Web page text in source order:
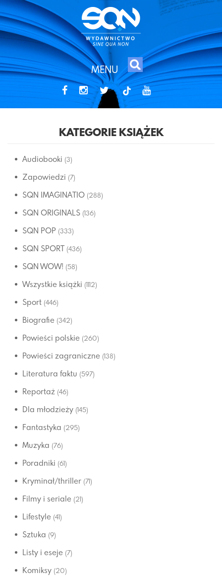
MENU
tiktok
KATEGORIE KSIĄŻEK
Audiobooki (3)
Zapowiedzi (7)
SQN IMAGINATIO (288)
SQN ORIGINALS (136)
SQN POP (333)
SQN SPORT (436)
SQN WOW! (58)
Wszystkie książki (1112)
Sport (446)
Biografie (342)
Powieści polskie (260)
Powieści zagraniczne (138)
Literatura faktu (597)
Reportaż (46)
Dla młodzieży (145)
Fantastyka (295)
Muzyka (76)
Poradniki (61)
Kryminał/thriller (71)
Filmy i seriale (21)
Lifestyle (41)
Sztuka (9)
Listy i eseje (7)
Komiksy (20)